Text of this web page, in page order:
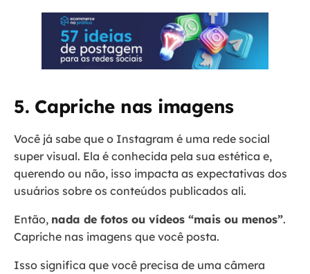
5. Capriche nas imagens
Você já sabe que o Instagram é uma rede social
super visual. Ela é conhecida pela sua estética e,
querendo ou não, isso impacta as expectativas dos
usuários sobre os conteúdos publicados ali.
Então, nada de fotos ou vídeos “mais ou menos”.
Capriche nas imagens que você posta.
Isso significa que você precisa de uma câmera